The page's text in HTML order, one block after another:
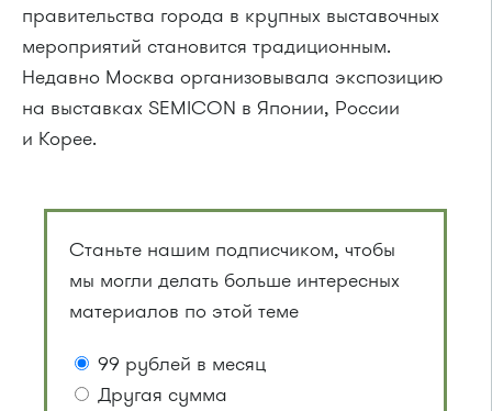
правительства города в крупных выставочных
мероприятий становится традиционным.
Недавно Москва организовывала экспозицию
на выставках SEMICON в Японии, России
и Корее.
Станьте нашим подписчиком, чтобы
мы могли делать больше интересных
материалов по этой теме
99 рублей в месяц
Другая сумма